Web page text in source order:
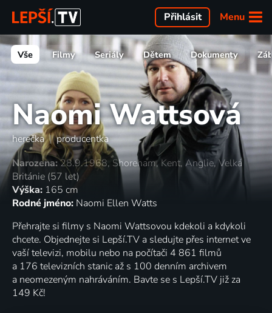
Menu
Přihlásit
Vše Filmy Seriály Dětem Dokumenty
Naomi Wattsová
herečka | producentka
Narozena:28.9.1968, Shoreham, Kent, Anglie, Velká
Británie (57 let)
Výška: 165 cm
Rodné jméno: Naomi Ellen Watts
Přehrajte si filmy s Naomi Wattsovou kdekoli a kdykoli
chcete. Objednejte si Lepší.TV a sledujte přes internet ve
vaší televizi, mobilu nebo na počítači 4 861 filmů
a 176 televizních stanic až s 100 denním archivem
a neomezeným nahráváním. Bavte se s Lepší.TV již za
149 Kč!